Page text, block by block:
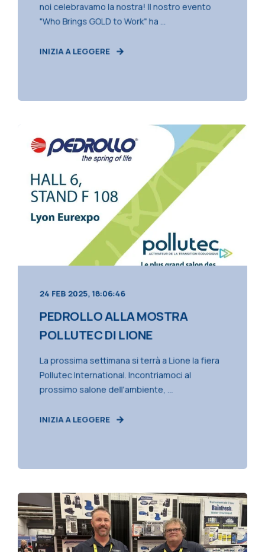
noi celebravamo la nostra! Il nostro evento
"Who Brings GOLD to Work" ha ...
INIZIA A LEGGERE
24 FEB 2025, 18:06:46
PEDROLLO ALLA MOSTRA
POLLUTEC DI LIONE
La prossima settimana si terrà a Lione la fiera
Pollutec International. Incontriamoci al
prossimo salone dell'ambiente, ...
INIZIA A LEGGERE